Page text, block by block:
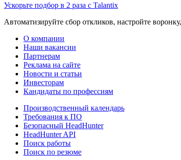
Ускорьте подбор в 2 раза с Talantix
Автоматизируйте сбор откликов, настройте
О компании
Наши вакансии
Партнерам
Реклама на сайте
Новости и статьи
Инвесторам
Кандидаты по профессиям
Производственный календарь
Требования к ПО
Безопасный HeadHunter
HeadHunter API
Поиск работы
Поиск по резюме